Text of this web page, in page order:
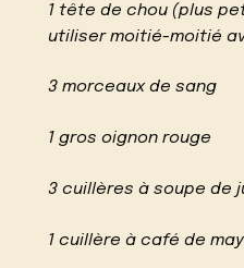
1 tête de chou (plus
utiliser moitié-moitié
3 morceaux de sang
1 gros oignon rouge
3 cuillères à soupe de
1 cuillère à café de